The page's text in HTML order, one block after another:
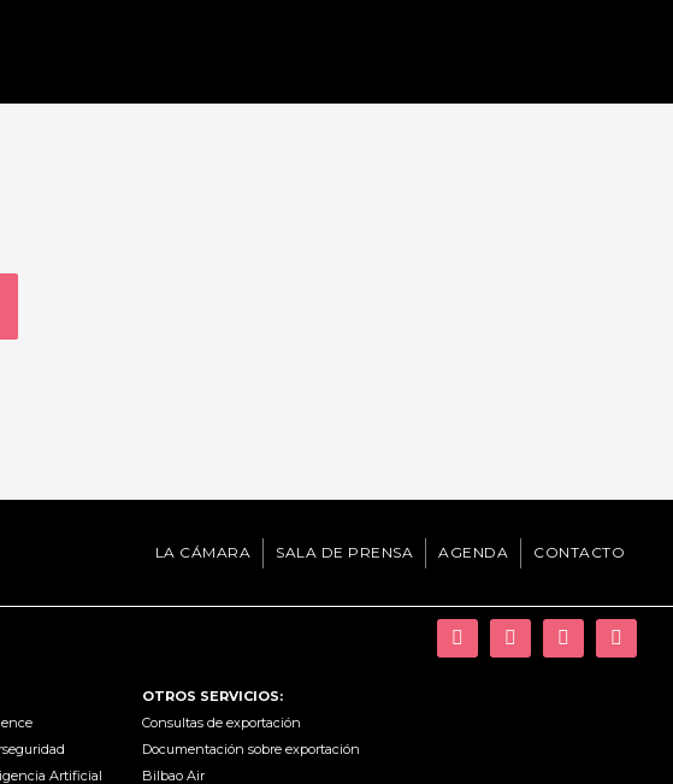
LA CÁMARA SALA DE PRENSA AGENDA CONTACTO
Artificial
OTROS SERVICIOS:
Consultas de exportación
Documentación sobre exportación
Bilbao Air